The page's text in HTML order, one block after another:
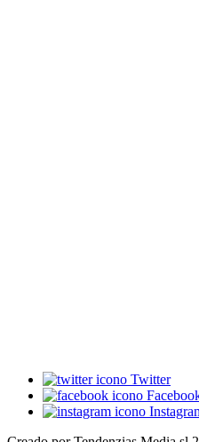
Twitter